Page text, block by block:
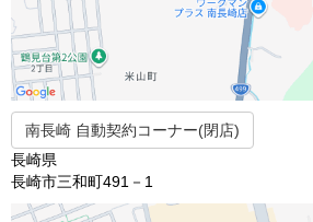
南長崎 自動契約コーナー(閉店)
長崎県
長崎市三和町491－1